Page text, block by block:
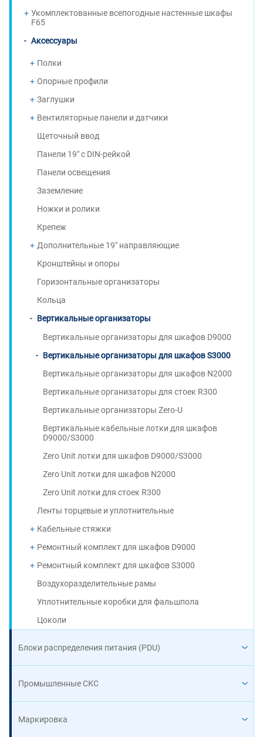
Укомплектованные всепогодные настенные шкафы
F65
Аксессуары
Полки
Опорные профили
Заглушки
Вентиляторные панели и датчики
Щеточный ввод
Панели 19" с DIN-рейкой
Панели освещения
Заземление
Ножки и ролики
Крепеж
Дополнительные 19" направляющие
Кронштейны и опоры
Горизонтальные организаторы
Кольца
Вертикальные организаторы
Вертикальные организаторы для шкафов D9000
Вертикальные организаторы для шкафов S3000
Вертикальные организаторы для шкафов N2000
Вертикальные организаторы для стоек R300
Вертикальные организаторы Zero-U
Вертикальные кабельные лотки для шкафов
D9000/S3000
Zero Unit лотки для шкафов D9000/S3000
Zero Unit лотки для шкафов N2000
Zero Unit лотки для стоек R300
Ленты торцевые и уплотнительные
Кабельные стяжки
Ремонтный комплект для шкафов D9000
Ремонтный комплект для шкафов S3000
Воздухоразделительные рамы
Уплотнительные коробки для фальшпола
Цоколи
Блоки распределения питания (PDU)
Промышленные СКС
Маркировка